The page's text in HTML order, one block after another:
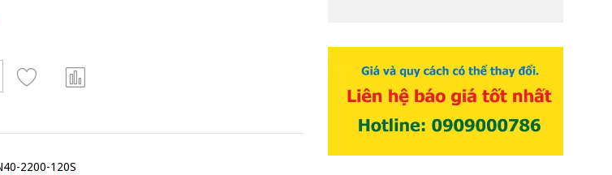
2200-120S